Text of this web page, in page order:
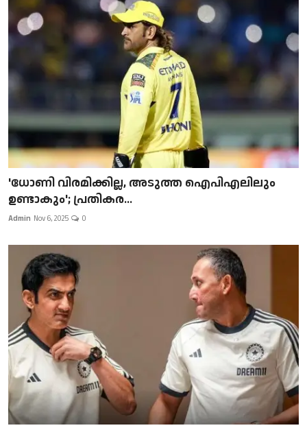
'ധോണി വിരമിക്കില്ല, അടുത്ത ഐപിഎലിലും
ഉണ്ടാകും'; പ്രതികര...
Admin Nov 6, 2025 0